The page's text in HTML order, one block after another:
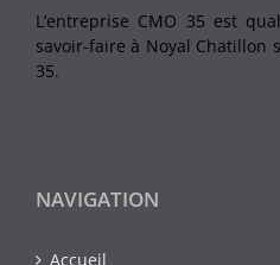
L’entreprise CMO 35 est
savoir-faire à Noyal Chatillon
35.
NAVIGATION
Accueil